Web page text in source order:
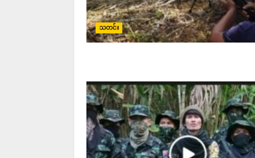
သတင်း